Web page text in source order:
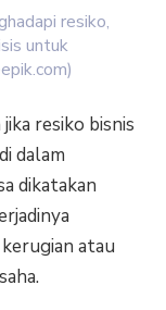
resiko,
untuk
resiko bisnis
dalam
dikatakan
atau